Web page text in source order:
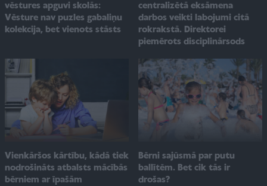
vēstures apguvi skolās:
Vēsture nav puzles gabaliņu
kolekcija, bet vienots stāsts
centralizētā eksāmena
darbos veikti labojumi citā
rokrakstā. Direktorei
piemērots disciplinārsods
Vienkāršos kārtību, kādā tiek
nodrošināts atbalsts mācībās
bērniem ar īpašām
Bērni sajūsmā par putu
ballītēm. Bet cik tās ir
drošas?